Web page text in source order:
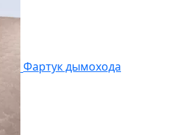
Фартук дымохода